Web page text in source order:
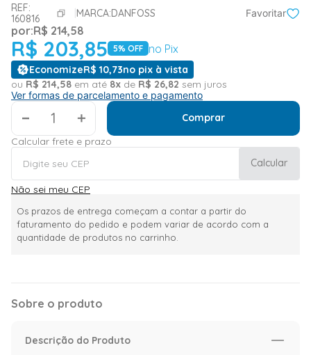
REF:
160816
MARCA:DANFOSS Favoritar
por:R$ 214,58
R$ 203,85 5% OFF no Pix
EconomizeR$ 10,73no pix à vista
ou R$ 214,58 em até 8x de R$ 26,82 sem juros
Ver formas de parcelamento e pagamento
＋
Comprar
Calcular frete e prazo
Calcular
Não sei meu CEP
Os prazos de entrega começam a contar a partir do
faturamento do pedido e podem variar de acordo com a
quantidade de produtos no carrinho.
Sobre o produto
Descrição do Produto